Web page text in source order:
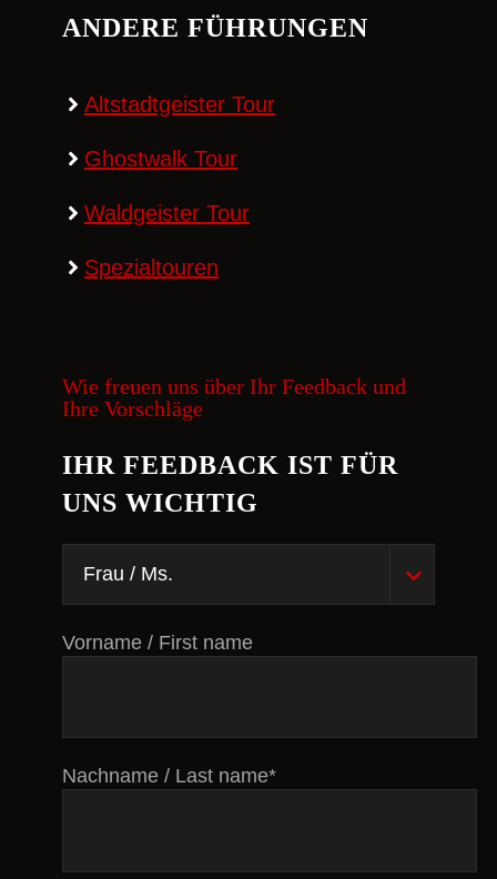
ANDERE FÜHRUNGEN
Altstadtgeister Tour
Ghostwalk Tour
Waldgeister Tour
Spezialtouren
Wie freuen uns über Ihr Feedback und
Ihre Vorschläge
IHR FEEDBACK IST FÜR
UNS WICHTIG
Vorname / First name
Nachname / Last name*